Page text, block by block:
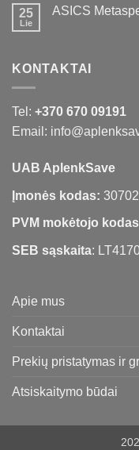
25
Lie
ASICS
KONTAKTAI
Tel: +370 670 09191
Email:
UAB AplenkSave
Įmonės kodas:
PVM mokėtojo
SEB sąskaita:
Apie mus
Kontaktai
Prekių pristatymas ir
Atsiskaitymo būdai